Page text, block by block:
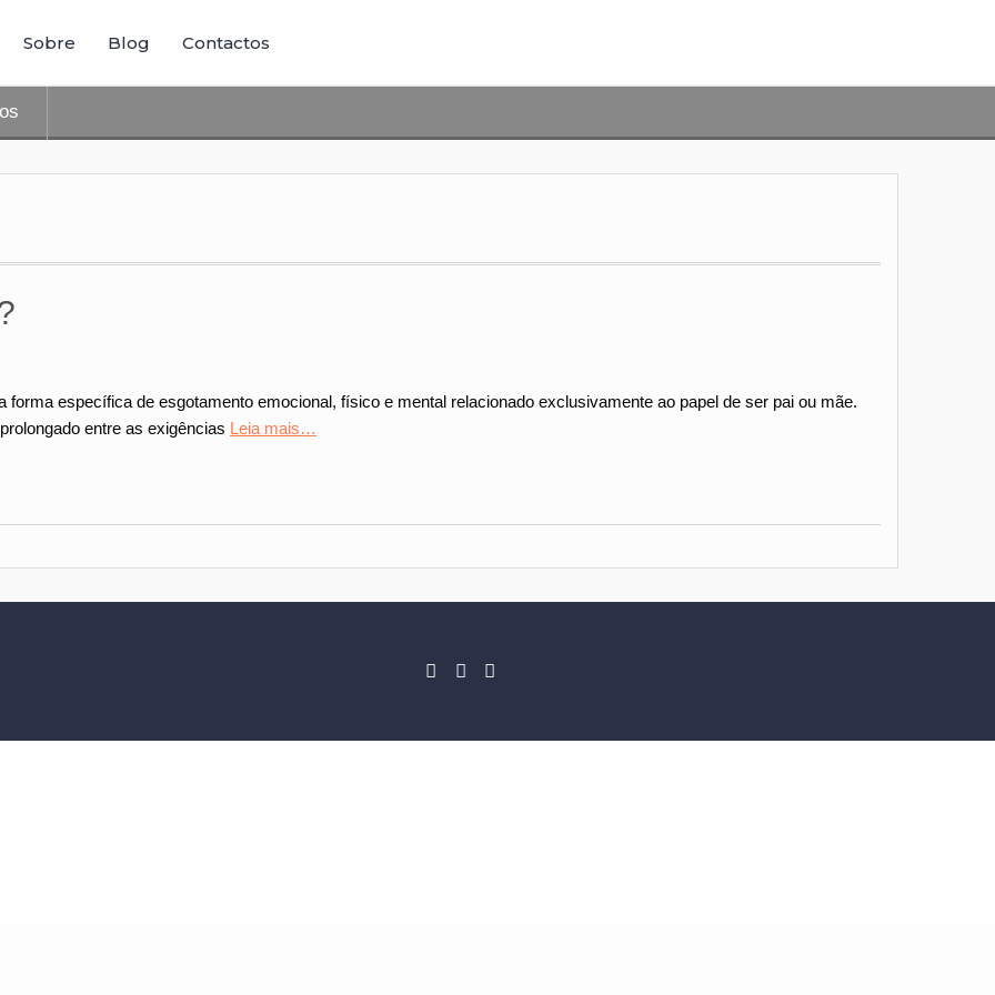
Sobre Blog Contactos
forma específica de esgotamento emocional, físico e mental relacionado exclusivamente ao papel de ser pai ou mãe.
entre as exigências Leia mais…